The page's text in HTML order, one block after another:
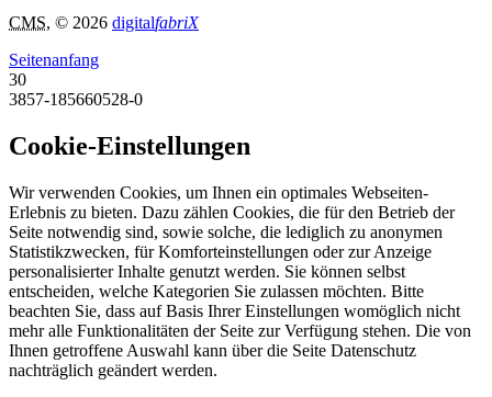
CMS, © 2026 digitalfabriX
Seitenanfang
30
3857-185660528-0
Cookie-Einstellungen
Wir verwenden Cookies, um Ihnen ein optimales Webseiten-
Erlebnis zu bieten. Dazu zählen Cookies, die für den Betrieb der
Seite notwendig sind, sowie solche, die lediglich zu anonymen
Statistikzwecken, für Komforteinstellungen oder zur Anzeige
personalisierter Inhalte genutzt werden. Sie können selbst
entscheiden, welche Kategorien Sie zulassen möchten. Bitte
beachten Sie, dass auf Basis Ihrer Einstellungen womöglich nicht
mehr alle Funktionalitäten der Seite zur Verfügung stehen. Die von
Ihnen getroffene Auswahl kann über die Seite Datenschutz
nachträglich geändert werden.